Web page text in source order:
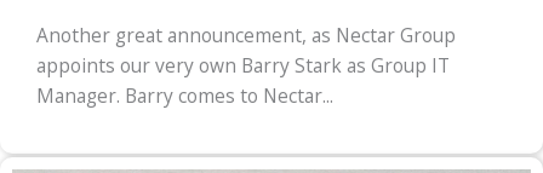
Another great announcement, as Nectar Group
appoints our very own Barry Stark as Group IT
Manager. Barry comes to Nectar...